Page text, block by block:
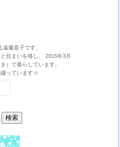
遠藤直子です。
住まいを移し、 2015年3月
）で暮らしています。
綴っています☆